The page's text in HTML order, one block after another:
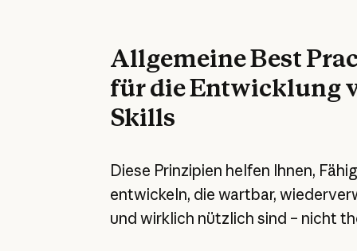
Allgemeine Best
für die Entwicklung
Skills
Diese Prinzipien helfen Ihnen,
entwickeln, die wartbar,
und wirklich nützlich sind – nicht